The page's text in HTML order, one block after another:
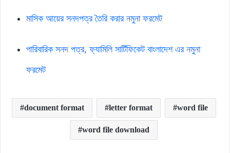
মাসিক আয়ের সনদপত্র তৈরি করার নমুনা ফরমেট
পারিবারিক সনদ পত্র, ফ্যামিলি সার্টিফিকেট বাংলাদেশ এর নমুনা
ফরমেট
document format letter format word file
word file download